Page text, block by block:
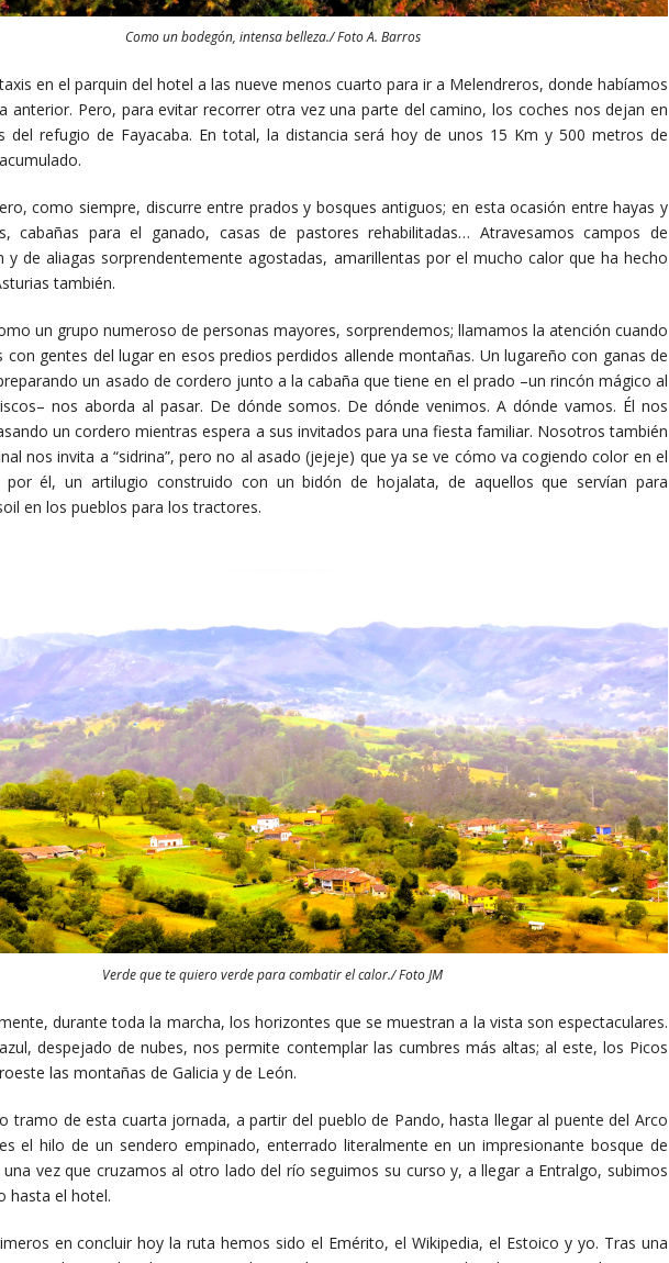
Como un bodegón, intensa belleza./ Foto A. Barros
en el parquin del hotel a las nueve menos cuarto para ir a Melendreros, donde habíamos
anterior. Pero, para evitar recorrer otra vez una parte del camino, los coches nos dejan en
del refugio de Fayacaba. En total, la distancia será hoy de unos 15 Km y 500 metros de
siempre, discurre entre prados y bosques antiguos; en esta ocasión entre hayas y
cabañas para el ganado, casas de pastores rehabilitadas… Atravesamos campos de
y de aliagas sorprendentemente agostadas, amarillentas por el mucho calor que ha hecho
también.
grupo numeroso de personas mayores, sorprendemos; llamamos la atención cuando
gentes del lugar en esos predios perdidos allende montañas. Un lugareño con ganas de
un asado de cordero junto a la cabaña que tiene en el prado –un rincón mágico al
nos aborda al pasar. De dónde somos. De dónde venimos. A dónde vamos. Él nos
un cordero mientras espera a sus invitados para una fiesta familiar. Nosotros también
nos invita a “sidrina”, pero no al asado (jejeje) que ya se ve cómo va cogiendo color en el
por él, un artilugio construido con un bidón de hojalata, de aquellos que servían para
en los pueblos para los tractores.
Verde que te quiero verde para combatir el calor./ Foto JM
durante toda la marcha, los horizontes que se muestran a la vista son espectaculares.
despejado de nubes, nos permite contemplar las cumbres más altas; al este, los Picos
las montañas de Galicia y de León.
de esta cuarta jornada, a partir del pueblo de Pando, hasta llegar al puente del Arco
el hilo de un sendero empinado, enterrado literalmente en un impresionante bosque de
vez que cruzamos al otro lado del río seguimos su curso y, a llegar a Entralgo, subimos
hasta el hotel.
concluir hoy la ruta hemos sido el Emérito, el Wikipedia, el Estoico y yo. Tras una